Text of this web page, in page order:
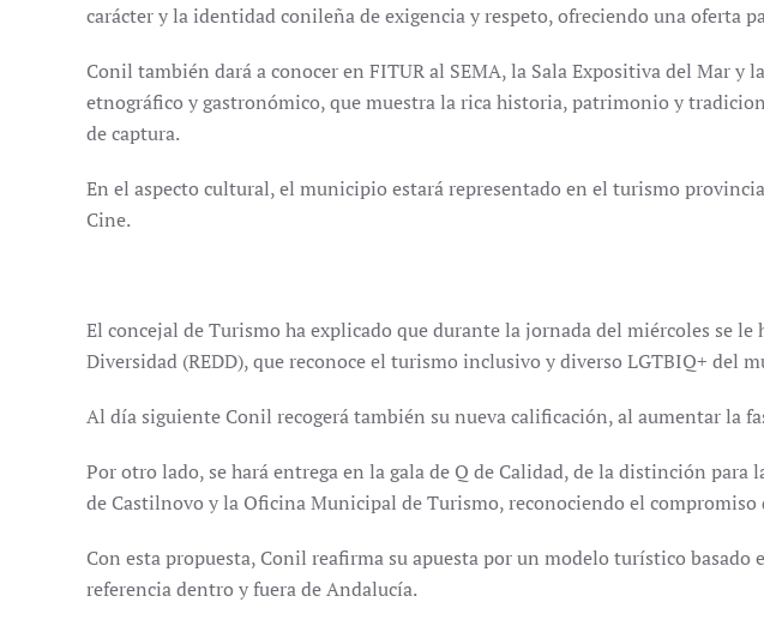
carácter y la identidad conileña de exigencia y respeto, ofreciendo una oferta
Conil también dará a conocer en FITUR al SEMA, la Sala Expositiva del Mar
etnográfico y gastronómico, que muestra la rica historia, patrimonio y
de captura.
En el aspecto cultural, el municipio estará representado en el turismo
Cine.
El concejal de Turismo ha explicado que durante la jornada del miércoles se
Diversidad (REDD), que reconoce el turismo inclusivo y diverso LGTBIQ+ del
Al día siguiente Conil recogerá también su nueva calificación, al aumentar la
Por otro lado, se hará entrega en la gala de Q de Calidad, de la distinción
de Castilnovo y la Oficina Municipal de Turismo, reconociendo el
Con esta propuesta, Conil reafirma su apuesta por un modelo turístico
referencia dentro y fuera de Andalucía.